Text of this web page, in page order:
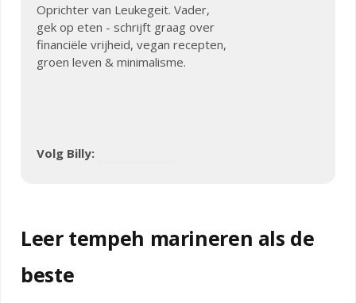
Oprichter van Leukegeit. Vader,
gek op eten - schrijft graag over
financiële vrijheid, vegan recepten,
groen leven & minimalisme.
Volg Billy:
Leer tempeh marineren als de
beste